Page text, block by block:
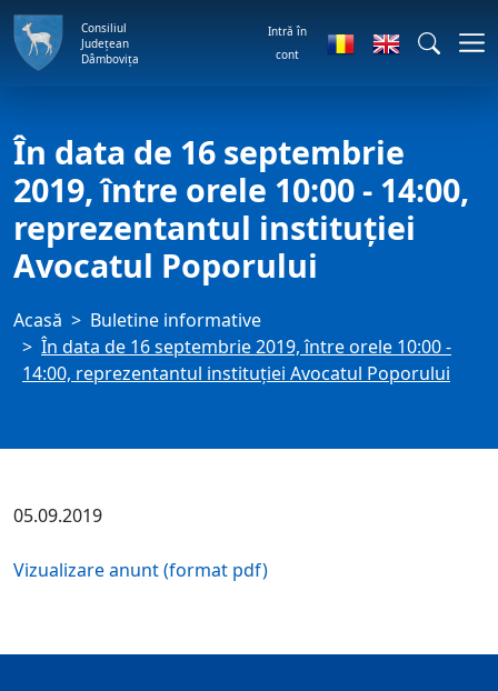
Consiliul
Județean
Dâmbovița
Intră în
cont
În data de 16 septembrie
2019, între orele 10:00 - 14:00,
reprezentantul instituţiei
Avocatul Poporului
Acasă
Buletine informative
În data de 16 septembrie 2019, între orele 10:00 -
14:00, reprezentantul instituţiei Avocatul Poporului
05.09.2019
Vizualizare anunt (format pdf)